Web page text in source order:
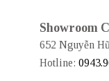
Showroom
652 Nguyễn
Hotline: